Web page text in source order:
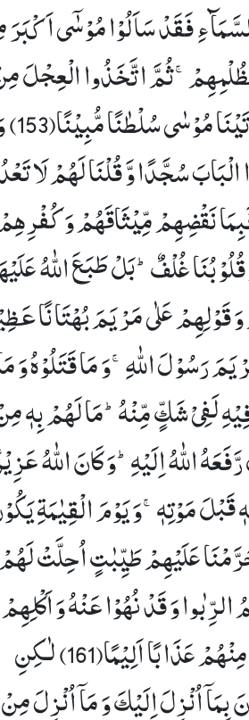
فَقَدْ سَاَلُوْا مُوْسٰۤى
بِظُلْمِهِمْۚ-ثُمَّ اتَّخَذُوا الْعِجْلَ
سُلْطٰنًا مُّبِیْنًا(153)
سُجَّدًا وَّ قُلْنَا لَهُمْ لَا
نَقْضِهِمْ مِّیْثَاقَهُمْ وَ
غُلْفٌؕ-بَلْ طَبَعَ اللّٰهُ
قَوْلِهِمْ عَلٰى مَرْیَمَ بُهْتَانًا
رَسُوْلَ اللّٰهِۚ-وَ مَا قَتَلُوْهُ وَ
لَفِیْ شَكٍّ مِّنْهُؕ-مَا لَهُمْ بِهٖ
اللّٰهُ اِلَیْهِؕ-وَ كَانَ اللّٰهُ
قَبْلَ مَوْتِهٖۚ-وَ یَوْمَ الْقِیٰمَةِ
عَلَیْهِمْ طَیِّبٰتٍ اُحِلَّتْ
وَ قَدْ نُهُوْا عَنْهُ وَ اَكْلِهِمْ
عَذَابًا اَلِیْمًا(161)
لٰـكِنِ
اُنْزِلَ اِلَیْكَ وَ مَاۤ اُنْزِلَ مِنْ